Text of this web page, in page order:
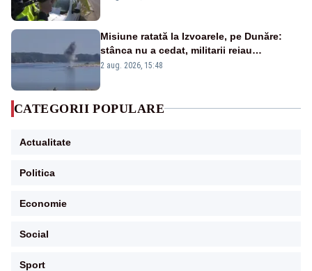
Misiune ratată la Izvoarele, pe Dunăre:
stânca nu a cedat, militarii reiau
detonările luni – VIDEO
2 aug. 2026, 15:48
CATEGORII POPULARE
Actualitate
Politica
Economie
Social
Sport